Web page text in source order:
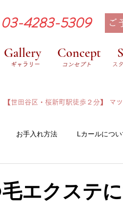
03-4283-5309 ご
Gallery Concept
​ギャラリー コンセプト ス
​【世田谷区・桜新町駅徒歩２分】 マ
お手入れ方法 Lカールにつ
エクステ